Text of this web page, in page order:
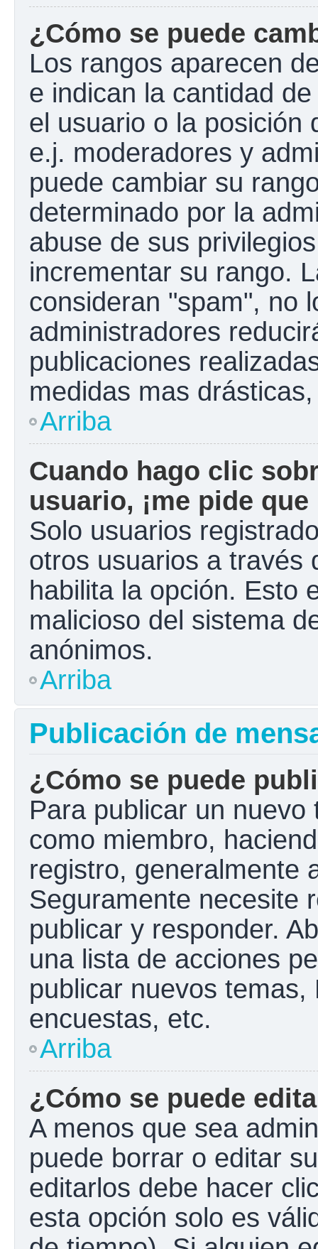
¿Cómo se puede
Los rangos aparecen
e indican la cantidad
el usuario o la posición
e.j. moderadores y
puede cambiar su
determinado por la
abuse de sus
incrementar su rango.
consideran "spam", no
administradores
publicaciones
medidas mas
Arriba
Cuando hago clic
usuario, ¡me pide
Solo usuarios
otros usuarios a través
habilita la opción. Esto
malicioso del sistema
anónimos.
Arriba
Publicación de
¿Cómo se puede
Para publicar un
como miembro,
registro, generalmente
Seguramente necesite
publicar y responder.
una lista de acciones
publicar nuevos
encuestas, etc.
Arriba
¿Cómo se puede
A menos que sea
puede borrar o editar
editarlos debe hacer
esta opción solo es